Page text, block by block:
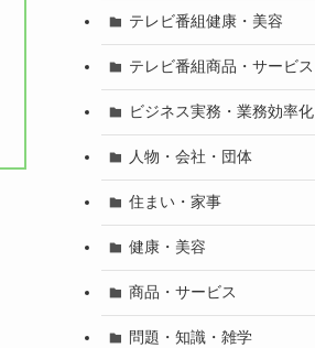
テレビ番組健康・美容
テレビ番組商品・サービス
ビジネス実務・業務効率化
人物・会社・団体
住まい・家事
健康・美容
商品・サービス
問題・知識・雑学